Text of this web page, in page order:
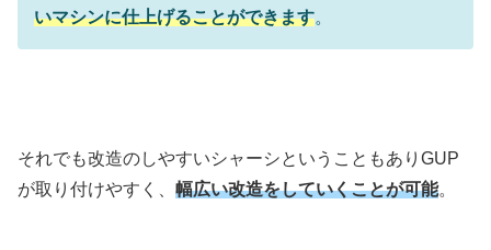
いマシンに仕上げることができます。
それでも改造のしやすいシャーシということもありGUP
が取り付けやすく、 幅広い改造をしていくことが可能。